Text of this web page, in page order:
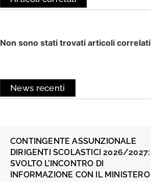
Non sono stati trovati articoli correlati
News recenti
CONTINGENTE ASSUNZIONALE
DIRIGENTI SCOLASTICI 2026/2027:
SVOLTO L’INCONTRO DI
INFORMAZIONE CON IL MINISTERO